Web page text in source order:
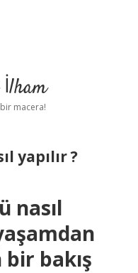
İlham
macera!
yapılır ?
nasıl
bakış